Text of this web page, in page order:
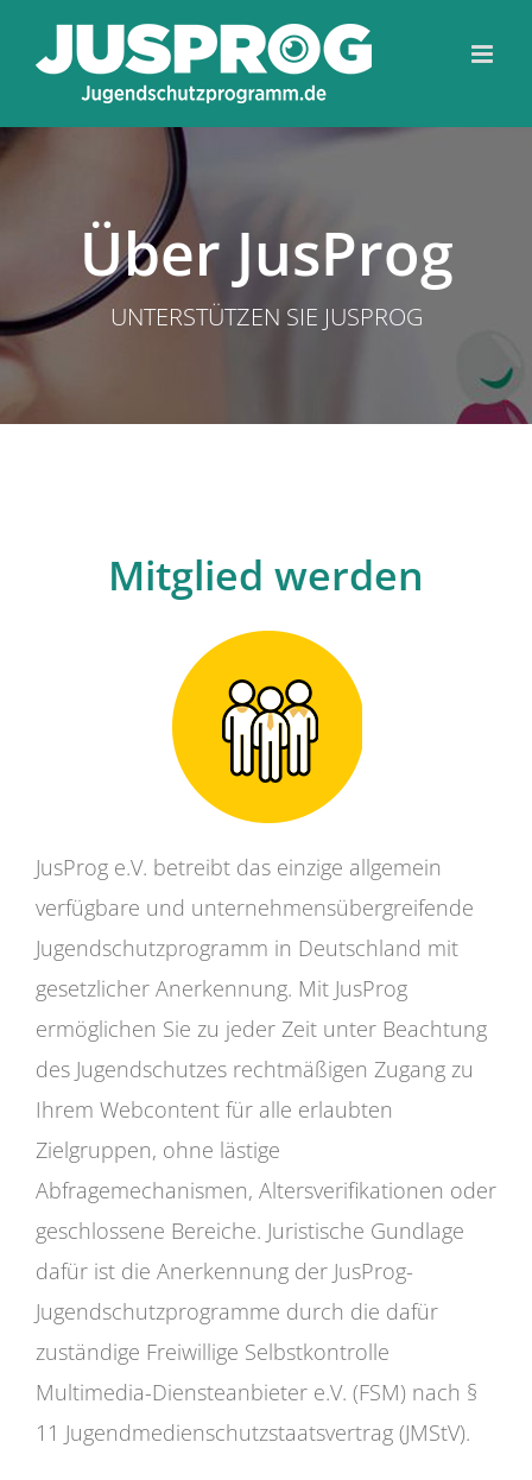
Inhalt
springen
Über JusProg
UNTERSTÜTZEN SIE JUSPROG
Mitglied werden
JusProg e.V. betreibt das einzige allgemein
verfügbare und unternehmensübergreifende
Jugendschutzprogramm in Deutschland mit
gesetzlicher Anerkennung. Mit JusProg
ermöglichen Sie zu jeder Zeit unter Beachtung
des Jugendschutzes rechtmäßigen Zugang zu
Ihrem Webcontent für alle erlaubten
Zielgruppen, ohne lästige
Abfragemechanismen, Altersverifikationen oder
geschlossene Bereiche. Juristische Gundlage
dafür ist die Anerkennung der JusProg-
Jugendschutzprogramme durch die dafür
zuständige Freiwillige Selbstkontrolle
Multimedia-Diensteanbieter e.V. (FSM) nach §
11 Jugendmedienschutzstaatsvertrag (JMStV).